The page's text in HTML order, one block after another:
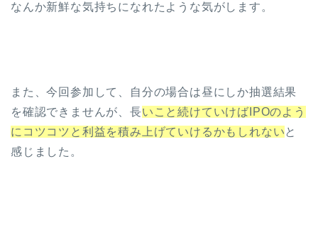
なんか新鮮な気持ちになれたような気がします。
また、今回参加して、自分の場合は昼にしか抽選結果
を確認できませんが、長いこと続けていけばIPOのよう
にコツコツと利益を積み上げていけるかもしれない と
感じました。